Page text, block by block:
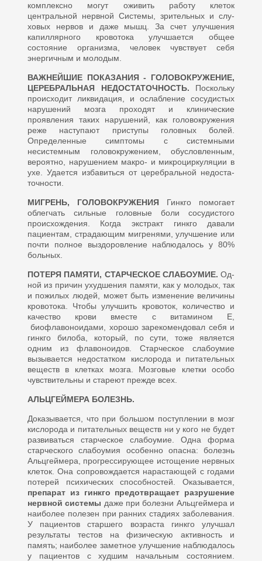
комплексно могут оживить работу клеток
центральной не­рвной Системы, зрительных и слу­
ховых нервов и даже мышц. За счет улучшения
капиллярного кровото­ка улучшается общее
состояние организма, человек чувствует себя
энергичным и молодым.
ВАЖНЕЙШИЕ ПОКАЗАНИЯ - ГОЛОВОКРУЖЕНИЕ,
ЦЕ­РЕБРАЛЬНАЯ НЕДОСТАТОЧ­НОСТЬ. Поскольку
происходит ликвидация, и ослабление сосуди­стых
нарушений мозга проходят и клинические
проявления таких на­рушений, как головокружения
реже наступают приступы головных бо­лей.
Определенные симптомы с системными
несистемным головок­ружением, обусловленным,
веро­ятно, нарушением макро- и микро­циркуляции в
ухе. Удается изба­виться от церебральной недоста­
точности.
МИГРЕНЬ, ГОЛОВОКРУЖЕ­НИЯ Гинкго помогает
облегчать сильные головные боли сосудисто­го
происхождения. Когда экстракт гинкго давали
пациентам, страда­ющим мигренями, улучшение или
почти полное выздоровление на­блюдалось у 80%
больных.
ПОТЕРЯ ПАМЯТИ, СТАРЧЕСКОЕ СЛАБОУМИЕ. Од­
ной из причин ухудшения памяти, как у молодых, так
и пожилых лю­дей, может быть изменение вели­чины
кровотока. Чтобы улучшить кровоток, количество и
качество крови вместе с витамином Е,
биофлавоноидами, хорошо зарекомендовал себя и
гинкго билоба, который, по сути, тоже является
одним из флавоноидов. Старчес­кое слабоумие
вызывается недо­статком кислорода и питательных
веществ в клетках мозга. Мозговые клетки особо
чувствительны и стареют прежде всех.
АЛЬЦГЕЙМЕРА БОЛЕЗНЬ.
Доказывается, что при большом поступлении в мозг
кислорода и пи­тательных веществ ни у кого не будет
развиваться старческое сла­боумие. Одна форма
старческого слабоумия особенно опасна: бо­лезнь
Альцгеймера, прогрессирую­щее истощение нервных
клеток. Она сопровождается нарастающей с годами
потерей психических спо­собностей. Оказывается,
препарат из гинкго предотвращает разруше­ние
нервной системы даже при бо­лезни Альцгеймера и
наиболее по­лезен при ранних стадиях заболе­вания.
У пациентов старшего воз­раста гинкго улучшал
результаты тестов на физическую активность и
память; наиболее заметное улучшение наблюдалось
у пациен­тов с худшим начальным состояни­ем.